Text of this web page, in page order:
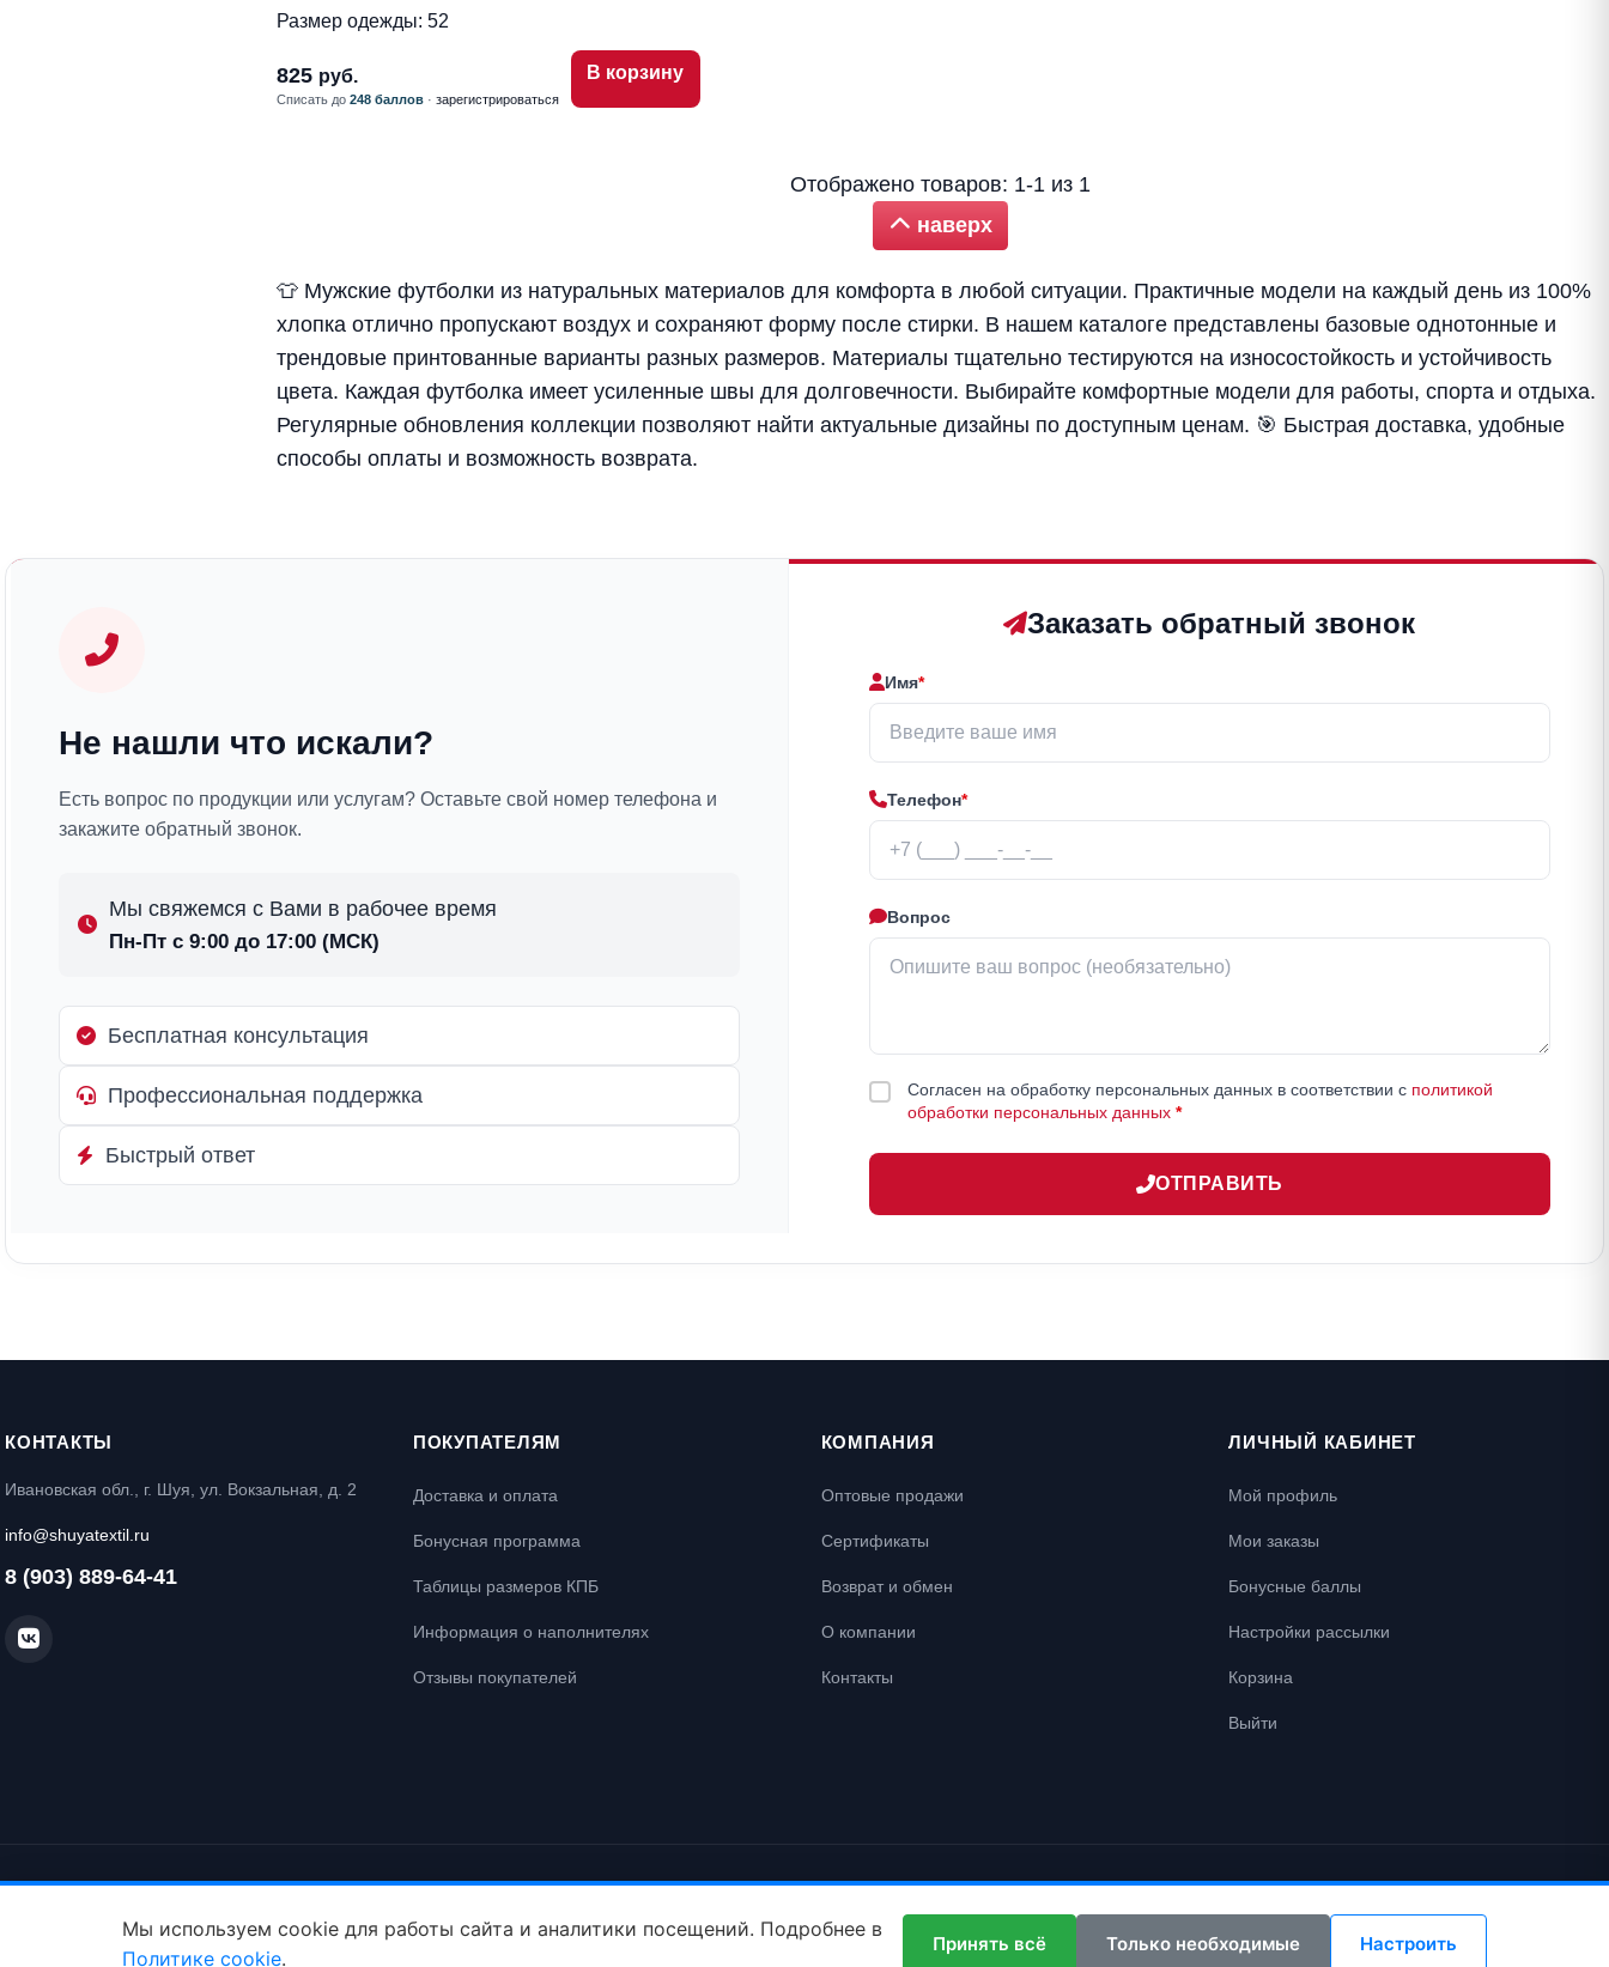
Размер одежды:52
825 руб.
Списать до248 баллов ·зарегистрироваться
В корзину
Отображено товаров: 1-1 из 1
наверх
👕 Мужские футболки из натуральных материалов для комфорта в любой ситуации. Практичные модели на каждый день из 100%
хлопка отлично пропускают воздух и сохраняют форму после стирки. В нашем каталоге представлены базовые однотонные и
трендовые принтованные варианты разных размеров. Материалы тщательно тестируются на износостойкость и устойчивость
цвета. Каждая футболка имеет усиленные швы для долговечности. Выбирайте комфортные модели для работы, спорта и отдыха.
Регулярные обновления коллекции позволяют найти актуальные дизайны по доступным ценам. 🎯 Быстрая доставка, удобные
способы оплаты и возможность возврата.
Не нашли что искали?
Есть вопрос по продукции или услугам? Оставьте свой номер телефона и
закажите обратный звонок.
Мы свяжемся с Вами в рабочее время
Пн-Пт с 9:00 до 17:00 (МСК)
Бесплатная консультация
Профессиональная поддержка
Быстрый ответ
Заказать обратный звонок
Имя*
Телефон*
Вопрос
Согласен на обработку персональных данных в соответствии с политикой
обработки персональных данных *
ОТПРАВИТЬ
КОНТАКТЫ
Ивановская обл., г. Шуя, ул. Вокзальная, д. 2
info@shuyatextil.ru
8 (903) 889-64-41
ПОКУПАТЕЛЯМ
Доставка и оплата
Бонусная программа
Таблицы размеров КПБ
Информация о наполнителях
Отзывы покупателей
КОМПАНИЯ
Оптовые продажи
Сертификаты
Возврат и обмен
О компании
Контакты
ЛИЧНЫЙ КАБИНЕТ
Мой профиль
Мои заказы
Бонусные баллы
Настройки рассылки
Корзина
Выйти
© Интернет-магазин постельного белья «Шуйский Текстиль», 2026. Все права защищены.
Политика конфиденциальности
Политика cookie
Мы используем cookie для работы сайта и аналитики посещений. Подробнее в
Политике cookie.
Принять всё Только необходимые Настроить